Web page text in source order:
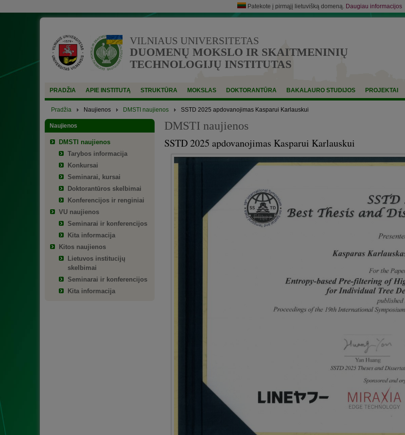
Patekote į pirmąjį lietuvišką domeną. Daugiau informacijos
VILNIAUS UNIVERSITETAS
DUOMENŲ MOKSLO IR SKAITMENINIŲ
TECHNOLOGIJŲ INSTITUTAS
PRADŽIA APIE INSTITUTĄ STRUKTŪRA MOKSLAS DOKTORANTŪRA BAKALAURO STUDIJOS PROJEKTAI
Pradžia Naujienos DMSTI naujienos SSTD 2025 apdovanojimas Kasparui Karlauskui
Naujienos
DMSTI naujienos
Tarybos informacija
Konkursai
Seminarai, kursai
Doktorantūros skelbimai
Konferencijos ir renginiai
VU naujienos
Seminarai ir konferencijos
Kita informacija
Kitos naujienos
Lietuvos institucijų
skelbimai
Seminarai ir konferencijos
Kita informacija
DMSTI naujienos
SSTD 2025 apdovanojimas Kasparui Karlauskui